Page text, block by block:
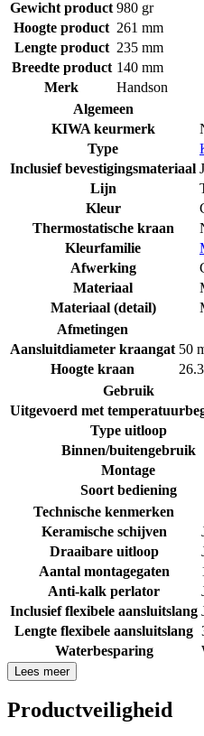
Gewicht product 980 gr
Hoogte product 261 mm
Lengte product 235 mm
Breedte product 140 mm
Merk
Handson
Algemeen
KIWA keurmerk
Type
Inclusief bevestigingsmateriaal
Lijn
Kleur
Thermostatische kraan
Kleurfamilie
Afwerking
Materiaal
Materiaal (detail)
Afmetingen
Aansluitdiameter kraangat 50
Hoogte kraan
Gebruik
Uitgevoerd met
Type uitloop
Binnen/buitengebruik
Montage
Soort bediening
Technische kenmerken
Keramische schijven
Draaibare uitloop
Aantal montagegaten
Anti-kalk perlator
Inclusief flexibele aansluitslang
Lengte flexibele aansluitslang
Waterbesparing
Lees meer
Productveiligheid